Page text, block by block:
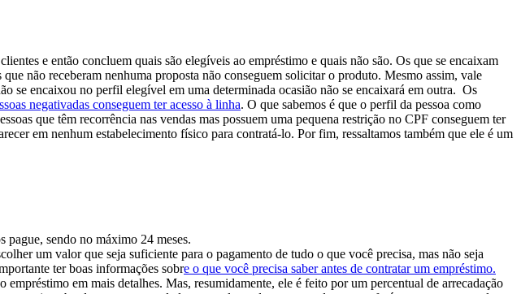
e então concluem quais são elegíveis ao empréstimo e quais não são. Os que se encaixam
não receberam nenhuma proposta não conseguem solicitar o produto. Mesmo assim, vale
se encaixou no perfil elegível em uma determinada ocasião não se encaixará em outra. Os
negativadas conseguem ter acesso à linha. O que sabemos é que o perfil da pessoa como
que têm recorrência nas vendas mas possuem uma pequena restrição no CPF conseguem ter
em nenhum estabelecimento físico para contratá-lo. Por fim, ressaltamos também que ele é um
pague, sendo no máximo 24 meses.
um valor que seja suficiente para o pagamento de tudo o que você precisa, mas não seja
ter boas informações sobre o que você precisa saber antes de contratar um empréstimo.
em mais detalhes. Mas, resumidamente, ele é feito por um percentual de arrecadação